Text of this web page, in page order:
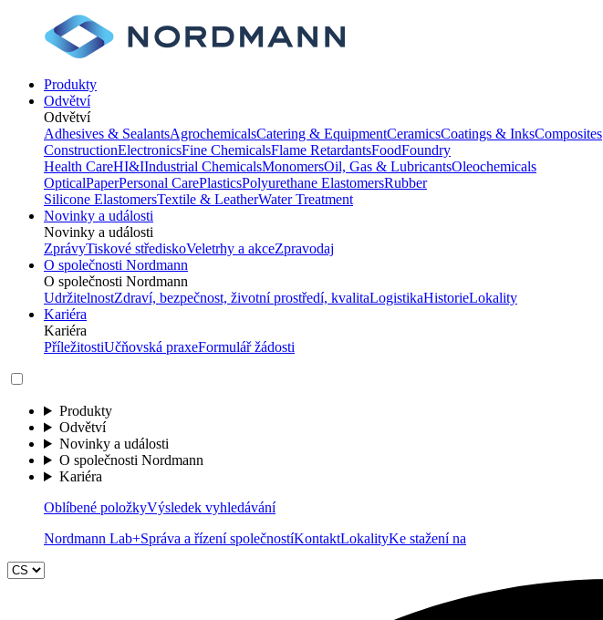
Produkty
Odvětví
Odvětví
Adhesives & SealantsAgrochemicalsCatering & EquipmentCeramicsCoatings & InksComposites
ConstructionElectronicsFine ChemicalsFlame RetardantsFoodFoundry
Health CareHI&IIndustrial ChemicalsMonomersOil, Gas & LubricantsOleochemicals
OpticalPaperPersonal CarePlasticsPolyurethane ElastomersRubber
Silicone ElastomersTextile & LeatherWater Treatment
Novinky a události
Novinky a události
ZprávyTiskové střediskoVeletrhy a akceZpravodaj
O společnosti Nordmann
O společnosti Nordmann
UdržitelnostZdraví, bezpečnost, životní prostředí, kvalitaLogistikaHistorieLokality
Kariéra
Kariéra
PříležitostiUčňovská praxeFormulář žádosti
Produkty
Odvětví
Novinky a události
O společnosti Nordmann
Kariéra
Oblíbené položkyVýsledek vyhledávání
Nordmann Lab+Správa a řízení společnostíKontaktLokalityKe stažení na